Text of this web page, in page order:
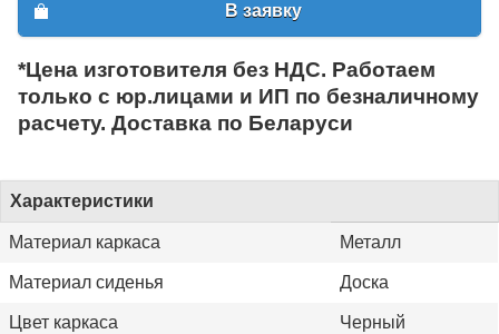
В заявку
*Цена изготовителя без НДС. Работаем
только с юр.лицами и ИП по безналичному
расчету. Доставка по Беларуси
Характеристики
Материал каркаса Металл
Материал сиденья Доска
Цвет каркаса Черный